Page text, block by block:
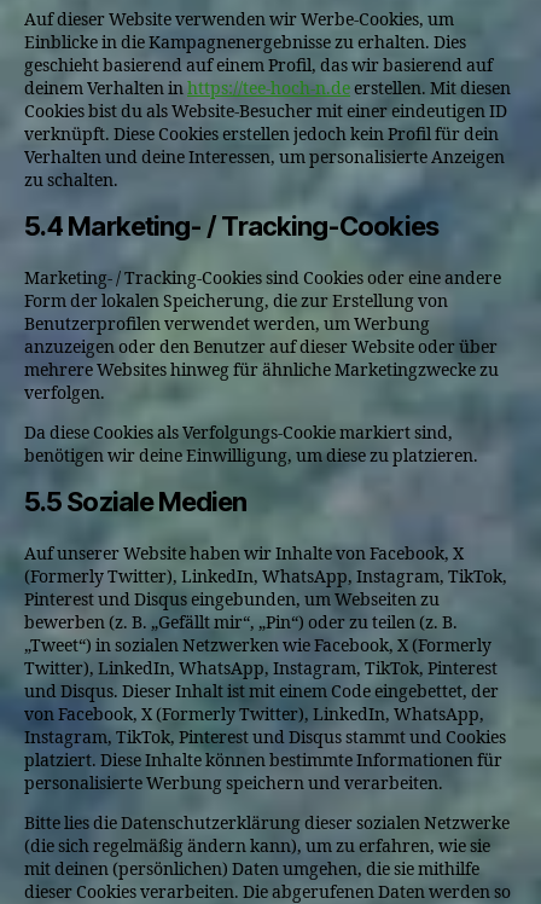
Auf dieser Website verwenden wir Werbe-Cookies, um
Einblicke in die Kampagnenergebnisse zu erhalten. Dies
geschieht basierend auf einem Profil, das wir basierend auf
deinem Verhalten inhttps://tee-hoch-n.de erstellen. Mit diesen
Cookies bist du als Website-Besucher mit einer eindeutigen ID
verknüpft. Diese Cookies erstellen jedoch kein Profil für dein
Verhalten und deine Interessen, um personalisierte Anzeigen
zu schalten.
5.4 Marketing- / Tracking-Cookies
Marketing- / Tracking-Cookies sind Cookies oder eine andere
Form der lokalen Speicherung, die zur Erstellung von
Benutzerprofilen verwendet werden, um Werbung
anzuzeigen oder den Benutzer auf dieser Website oder über
mehrere Websites hinweg für ähnliche Marketingzwecke zu
verfolgen.
Da diese Cookies als Verfolgungs-Cookie markiert sind,
benötigen wir deine Einwilligung, um diese zu platzieren.
5.5 Soziale Medien
Auf unserer Website haben wir Inhalte von Facebook, X
(Formerly Twitter), LinkedIn, WhatsApp, Instagram, TikTok,
Pinterest und Disqus eingebunden, um Webseiten zu
bewerben (z. B. „Gefällt mir“, „Pin“) oder zu teilen (z. B.
„Tweet“) in sozialen Netzwerken wie Facebook, X (Formerly
Twitter), LinkedIn, WhatsApp, Instagram, TikTok, Pinterest
und Disqus. Dieser Inhalt ist mit einem Code eingebettet, der
von Facebook, X (Formerly Twitter), LinkedIn, WhatsApp,
Instagram, TikTok, Pinterest und Disqus stammt und Cookies
platziert. Diese Inhalte können bestimmte Informationen für
personalisierte Werbung speichern und verarbeiten.
Bitte lies die Datenschutzerklärung dieser sozialen Netzwerke
(die sich regelmäßig ändern kann), um zu erfahren, wie sie
mit deinen (persönlichen) Daten umgehen, die sie mithilfe
dieser Cookies verarbeiten. Die abgerufenen Daten werden so